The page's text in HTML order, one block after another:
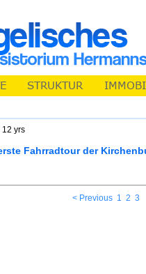
12 yrs
Fahrradtour der
< Previous 1 2 3